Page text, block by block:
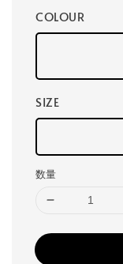
COLOUR
SIZE
数量